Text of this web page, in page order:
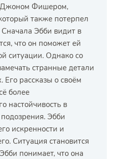
Джоном Фишером,
также потерпел
Эбби видит в
что он поможет ей
ситуации. Однако со
странные детали
Его рассказы о своём
более
настойчивость в
Эбби
искренности и
Ситуация становится
понимает, что она